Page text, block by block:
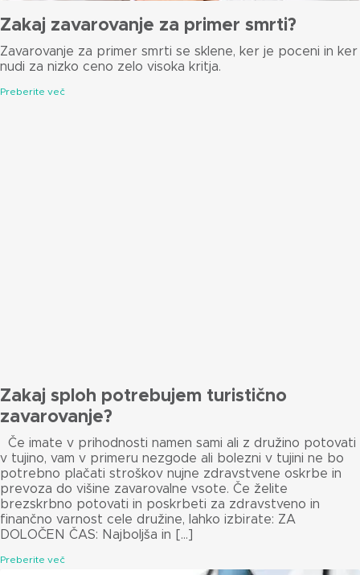
Zakaj zavarovanje za primer smrti?
Zavarovanje za primer smrti se sklene, ker je poceni in ker
nudi za nizko ceno zelo visoka kritja.
Preberite več
Zakaj sploh potrebujem turistično
zavarovanje?
Če imate v prihodnosti namen sami ali z družino potovati
v tujino, vam v primeru nezgode ali bolezni v tujini ne bo
potrebno plačati stroškov nujne zdravstvene oskrbe in
prevoza do višine zavarovalne vsote. Če želite
brezskrbno potovati in poskrbeti za zdravstveno in
finančno varnost cele družine, lahko izbirate: ZA
DOLOČEN ČAS: Najboljša in […]
Preberite več